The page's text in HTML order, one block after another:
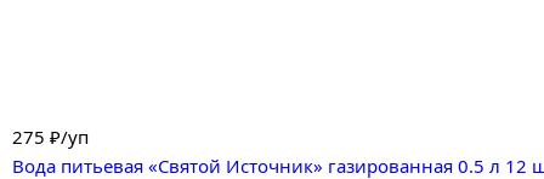
275 ₽/уп
Вода питьевая «Святой Источник» газированная 0.5 л 12